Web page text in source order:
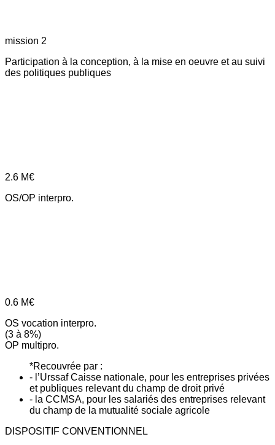
mission 2
Participation à la conception, à la mise en oeuvre et au suivi
des politiques publiques
2.6 M€
OS/OP interpro.
0.6 M€
OS vocation interpro.
(3 à 8%)
OP multipro.
*Recouvrée par :
- l’Urssaf Caisse nationale, pour les entreprises privées
et publiques relevant du champ de droit privé
- la CCMSA, pour les salariés des entreprises relevant
du champ de la mutualité sociale agricole
DISPOSITIF CONVENTIONNEL